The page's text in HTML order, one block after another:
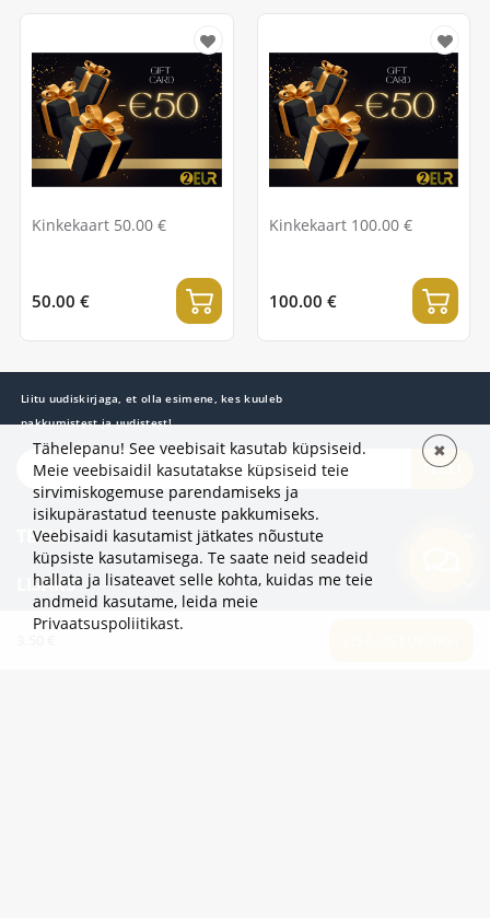
Kinkekaart 50.00 €
50.00 €
Kinkekaart 100.00 €
100.00 €
Liitu uudiskirjaga, et olla esimene, kes kuuleb
pakkumistest ja uudistest!
TELLI
TEAVE
LISAKS
KATEGOORIAD
Tähelepanu! See veebisait kasutab küpsiseid.
Meie veebisaidil kasutatakse küpsiseid teie
sirvimiskogemuse parendamiseks ja
isikupärastatud teenuste pakkumiseks.
Veebisaidi kasutamist jätkates nõustute
küpsiste kasutamisega. Te saate neid seadeid
hallata ja lisateavet selle kohta, kuidas me teie
andmeid kasutame, leida meie
Privaatsuspoliitikast.
✖